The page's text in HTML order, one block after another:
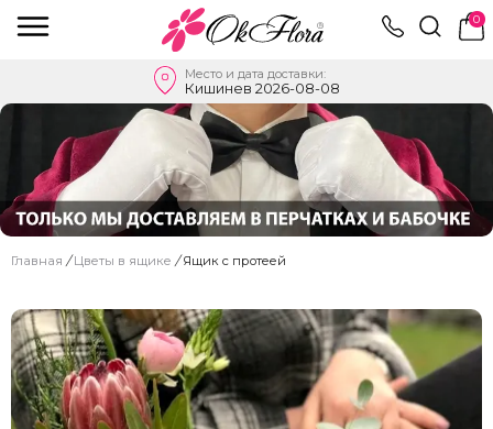
0
Место и дата доставки:
Кишинев 2026-08-08
Главная / Цветы в ящике / Ящик с протеей